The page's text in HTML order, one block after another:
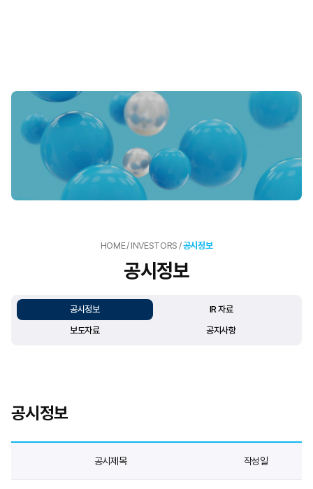
HOME/ INVESTORS /공시정보
공시정보
공시정보
IR 자료
보도자료
공지사항
공시정보
공시제목 작성일